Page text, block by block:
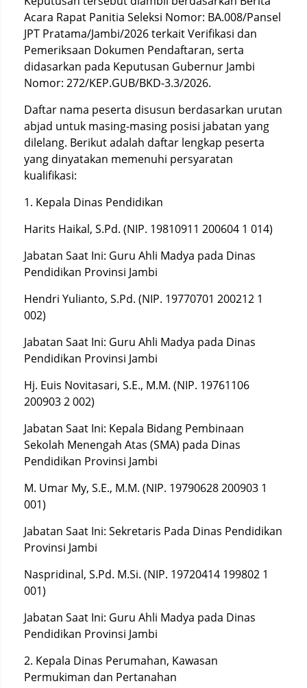
Acara Rapat Panitia Seleksi Nomor: BA.008/Pansel
JPT Pratama/Jambi/2026 terkait Verifikasi dan
Pemeriksaan Dokumen Pendaftaran, serta
didasarkan pada Keputusan Gubernur Jambi
Nomor: 272/KEP.GUB/BKD-3.3/2026.
Daftar nama peserta disusun berdasarkan urutan
abjad untuk masing-masing posisi jabatan yang
dilelang. Berikut adalah daftar lengkap peserta
yang dinyatakan memenuhi persyaratan
kualifikasi:
1. Kepala Dinas Pendidikan
Harits Haikal, S.Pd. (NIP. 19810911 200604 1 014)
Jabatan Saat Ini: Guru Ahli Madya pada Dinas
Pendidikan Provinsi Jambi
Hendri Yulianto, S.Pd. (NIP. 19770701 200212 1
002)
Jabatan Saat Ini: Guru Ahli Madya pada Dinas
Pendidikan Provinsi Jambi
Hj. Euis Novitasari, S.E., M.M. (NIP. 19761106
200903 2 002)
Jabatan Saat Ini: Kepala Bidang Pembinaan
Sekolah Menengah Atas (SMA) pada Dinas
Pendidikan Provinsi Jambi
M. Umar My, S.E., M.M. (NIP. 19790628 200903 1
001)
Jabatan Saat Ini: Sekretaris Pada Dinas Pendidikan
Provinsi Jambi
Naspridinal, S.Pd. M.Si. (NIP. 19720414 199802 1
001)
Jabatan Saat Ini: Guru Ahli Madya pada Dinas
Pendidikan Provinsi Jambi
2. Kepala Dinas Perumahan, Kawasan
Permukiman dan Pertanahan